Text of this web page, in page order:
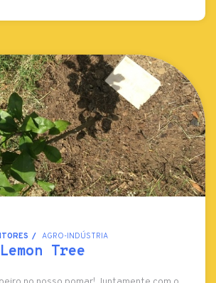
AGRO-INDÚSTRIA
Tree